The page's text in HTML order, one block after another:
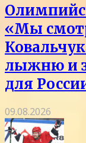
«Мы
лыжню и
для
09.08.2026